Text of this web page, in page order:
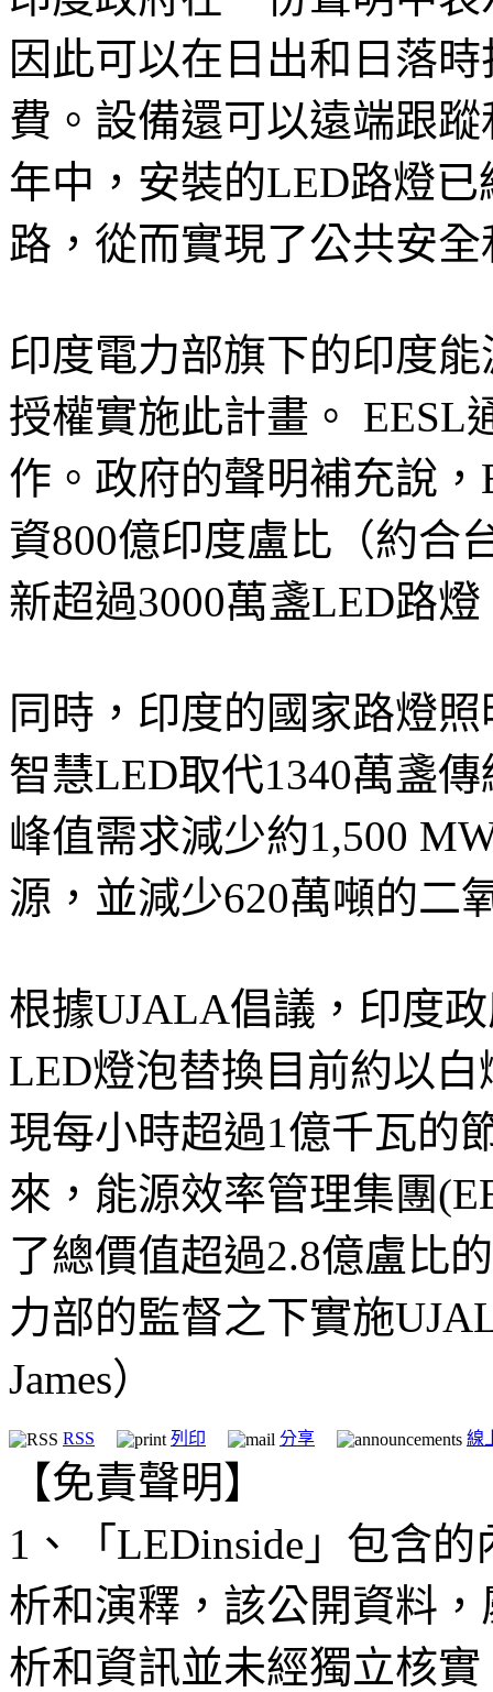
因此可以在日出和日落
費。設備還可以遠端跟
年中，安裝的LED路燈
路，從而實現了公共安
印度電力部旗下的印度
授權實施此計畫。 EESL
作。政府的聲明補充說
資800億印度盧比（約合
新超過3000萬盞LED路燈
同時，印度的國家路燈
智慧LED取代1340萬盞
峰值需求減少約1,500
源，並減少620萬噸的二
根據UJALA倡議，印度
LED燈泡替換目前約以
現每小時超過1億千瓦的
來，能源效率管理集團
了總價值超過2.8億盧比
力部的監督之下實施
James）
RSS 列印 分享 線
【免責聲明】
1、「LEDinside」包含
析和演釋，該公開資料
析和資訊並未經獨立核